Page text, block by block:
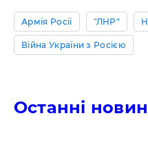
Армія Росії "ЛНР"
Війна України з Росією
Останні